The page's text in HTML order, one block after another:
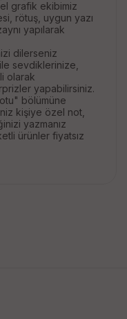
grafik ekibimiz
rötuş, uygun yazı
yapılarak
dilerseniz
sevdiklerinize,
olarak
yapabilirsiniz.
bölümüne
kişiye özel not,
yazmanız
ürünler fiyatsız